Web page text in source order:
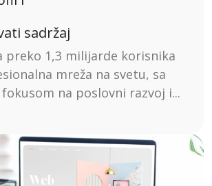
sadržaj
preko 1,3 milijarde korisnika
mreža na svetu, sa
na poslovni razvoj i...